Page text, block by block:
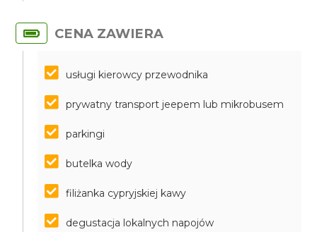
CENA ZAWIERA
usługi kierowcy przewodnika
prywatny transport jeepem lub mikrobusem
parkingi
butelka wody
filiżanka cypryjskiej kawy
degustacja lokalnych napojów